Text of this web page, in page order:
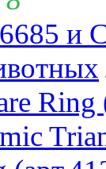
и
Ring